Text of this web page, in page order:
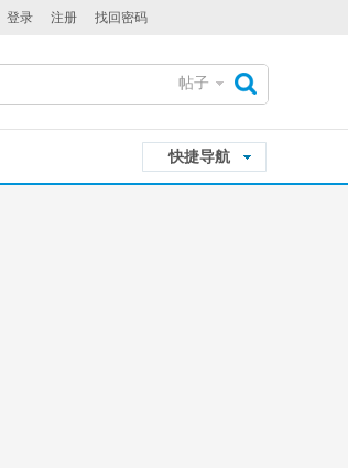
登录 注册 找回密码
帖子
快捷导航